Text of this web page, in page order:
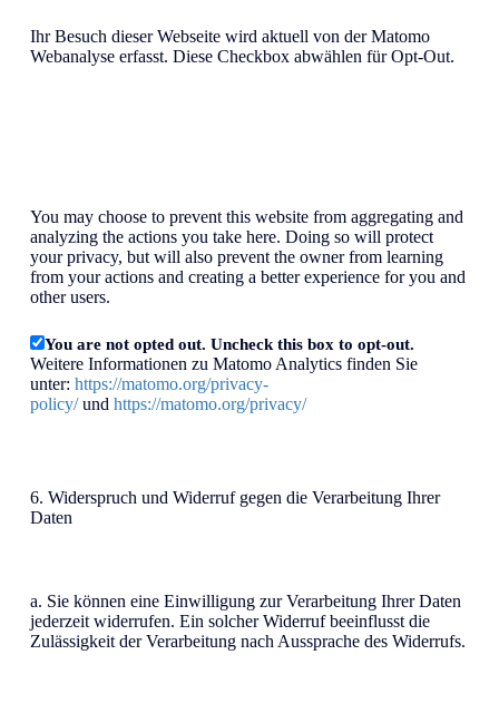
Ihr Besuch dieser Webseite wird aktuell von der Matomo
Webanalyse erfasst. Diese Checkbox abwählen für Opt-Out.
You may choose to prevent this website from aggregating and
analyzing the actions you take here. Doing so will protect
your privacy, but will also prevent the owner from learning
from your actions and creating a better experience for you and
other users.
You are not opted out. Uncheck this box to opt-out.
Weitere Informationen zu Matomo Analytics finden Sie
unter: https://matomo.org/privacy-
policy/und https://matomo.org/privacy/
6. Widerspruch und Widerruf gegen die Verarbeitung Ihrer
Daten
a. Sie können eine Einwilligung zur Verarbeitung Ihrer Daten
jederzeit widerrufen. Ein solcher Widerruf beeinflusst die
Zulässigkeit der Verarbeitung nach Aussprache des Widerrufs.